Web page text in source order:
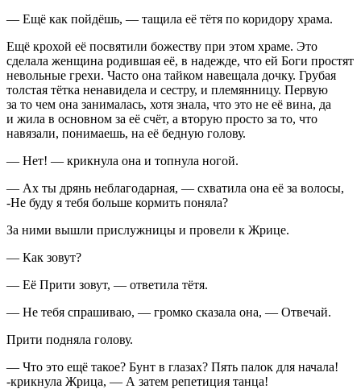
— Ещё как пойдёшь, — тащила её тётя по коридору храма.
Ещё крохой её посвятили божеству при этом храме. Это
сделала женщина родившая её, в надежде, что ей Боги простят
невольные грехи. Часто она тайком навещала дочку. Грубая
толстая тётка ненавидела и сестру, и племянницу. Первую
за то чем она занималась, хотя знала, что это не её вина, да
и жила в основном за её счёт, а вторую просто за то, что
навязали, понимаешь, на её бедную голову.
— Нет! — крикнула она и топнула ногой.
— Ах ты дрянь неблагодарная, — схватила она её за волосы,
-Не буду я тебя больше кормить поняла?
За ними вышли прислужницы и провели к Жрице.
— Как зовут?
— Её Прити зовут, — ответила тётя.
— Не тебя спрашиваю, — громко сказала она, — Отвечай.
Прити подняла голову.
— Что это ещё такое? Бунт в глазах? Пять палок для начала!
-крикнула Жрица, — А затем репетиция танца!